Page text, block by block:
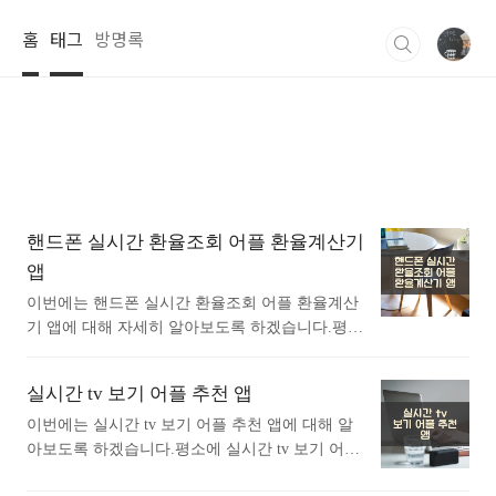
홈 태그 방명록
핸드폰 실시간 환율조회 어플 환율계산기
앱
이번에는 핸드폰 실시간 환율조회 어플 환율계산
기 앱에 대해 자세히 알아보도록 하겠습니다.평소
구글플레이스토어에서 실시간 환율조회어플로 검
색했을때 가장 많은 사람들이 사용하는 어플입니
다. 가장 인기있는 실시간 환율조회 어플에 대해
실시간 tv 보기 어플 추천 앱
이번에는 실시간 tv 보기 어플 추천 앱에 대해 알
아보도록 하겠습니다.평소에 실시간 tv 보기 어플